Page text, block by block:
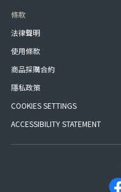
條款
法律聲明
使用條款
商品採購合約
隱私政策
COOKIES SETTINGS
ACCESSIBILITY STATEMENT